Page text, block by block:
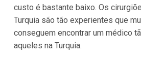
custo é bastante baixo. Os
Turquia são tão experientes que
conseguem encontrar um médico
aqueles na Turquia.